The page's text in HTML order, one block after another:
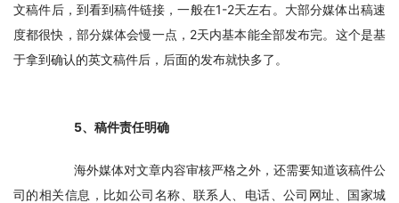
文稿件后，到看到稿件链接，一般在1-2天左右。大部分媒体出稿速
度都很快，部分媒体会慢一点，2天内基本能全部发布完。这个是基
于拿到确认的英文稿件后，后面的发布就快多了。
5、稿件责任明确
海外媒体对文章内容审核严格之外，还需要知道该稿件公
司的相关信息，比如公司名称、联系人、电话、公司网址、国家城